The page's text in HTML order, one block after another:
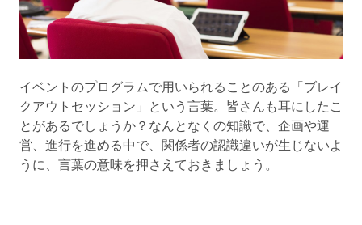
イベントのプログラムで用いられることのある「ブレイ
クアウトセッション」という言葉。皆さんも耳にしたこ
とがあるでしょうか？なんとなくの知識で、企画や運
営、進行を進める中で、関係者の認識違いが生じないよ
うに、言葉の意味を押さえておきましょう。